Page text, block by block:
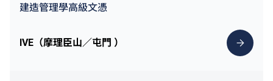
建造管理學高級文憑
IVE（摩理臣山／屯門 ）